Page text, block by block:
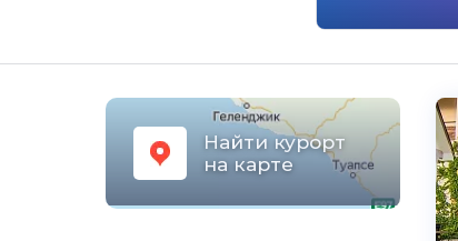
Найти курорт
на карте